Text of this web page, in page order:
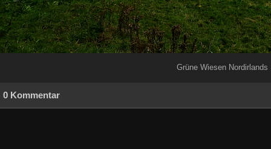
Grüne Wiesen Nordirlands
0 Kommentar